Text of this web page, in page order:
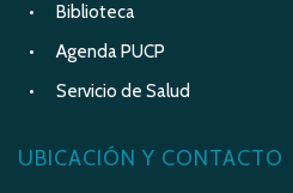
Biblioteca
Agenda PUCP
Servicio de Salud
UBICACIÓN Y CONTACTO